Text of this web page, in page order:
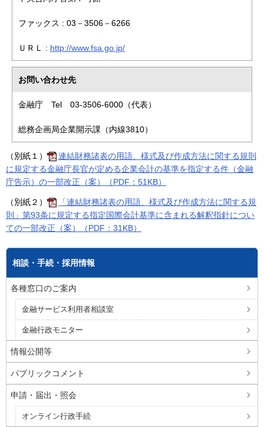
ファックス : 03－3506－6266
ＵＲＬ : http://www.fsa.go.jp/
お問い合わせ先
金融庁 Tel 03-3506-6000（代表）
総務企画局企業開示課（内線3810）
（別紙１）
連結財務諸表の用語、様式及び作成方法に関する規則
に規定する金融庁長官が定める企業会計の基準を指定する件（金融
庁告示）の一部改正（案）（PDF：51KB）
（別紙２）
「連結財務諸表の用語、様式及び作成方法に関する規
則」第93条に規定する指定国際会計基準に含まれる解釈指針につい
ての一部改正（案）（PDF：31KB）
相談・手続・採用情報
各種窓口のご案内
金融サービス利用者相談室
金融行政モニター
情報公開等
パブリックコメント
申請・届出・照会
オンライン行政手続